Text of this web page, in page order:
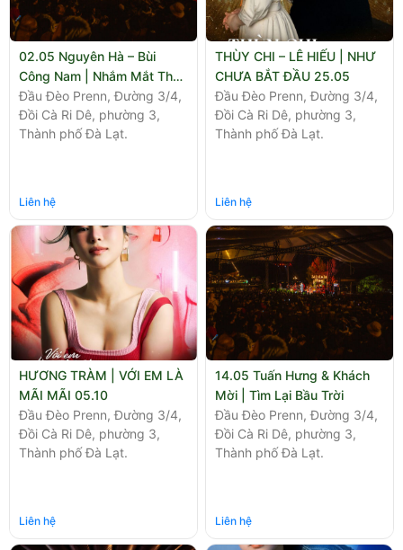
02.05 Nguyên Hà – Bùi
Công Nam | Nhắm Mắt Thấy
Mùi Hè
Đầu Đèo Prenn, Đường 3/4,
Đồi Cà Ri Dê, phường 3,
Thành phố Đà Lạt.
Liên hệ
THÙY CHI – LÊ HIẾU | NHƯ
CHƯA BẮT ĐẦU 25.05
Đầu Đèo Prenn, Đường 3/4,
Đồi Cà Ri Dê, phường 3,
Thành phố Đà Lạt.
Liên hệ
HƯƠNG TRÀM | VỚI EM LÀ
MÃI MÃI 05.10
Đầu Đèo Prenn, Đường 3/4,
Đồi Cà Ri Dê, phường 3,
Thành phố Đà Lạt.
Liên hệ
14.05 Tuấn Hưng & Khách
Mời | Tìm Lại Bầu Trời
Đầu Đèo Prenn, Đường 3/4,
Đồi Cà Ri Dê, phường 3,
Thành phố Đà Lạt.
Liên hệ